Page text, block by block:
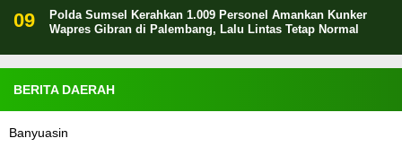
Polda Sumsel Kerahkan 1.009 Personel Amankan Kunker
Wapres Gibran di Palembang, Lalu Lintas Tetap Normal
BERITA DAERAH
Banyuasin